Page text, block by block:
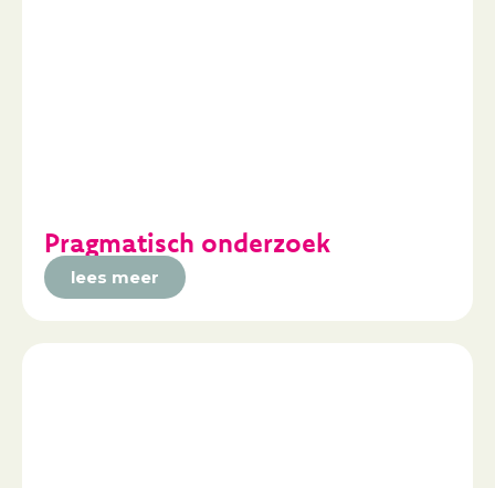
Pragmatisch onderzoek
lees meer